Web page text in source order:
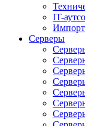
IT-
Серверы